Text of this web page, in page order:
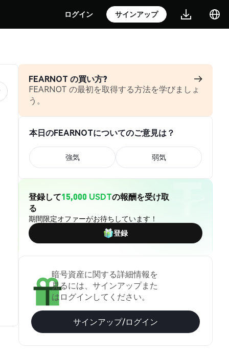
ログイン サインアップ
FEARNOT の買い方?
FEARNOT の最初を取得する方法を学びましょ
う。
本日のFEARNOTについてのご意見は？
強気 弱気
登録して15,000 USDTの報酬を受け取
る
期間限定オファーがお待ちしています！
登録
暗号資産に関する詳細情報を
見るには、サインアップまた
はログインしてください。
サインアップ/ログイン